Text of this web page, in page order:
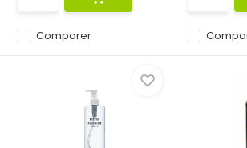
Comparer